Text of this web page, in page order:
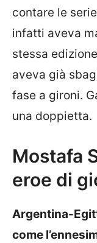
contare le
infatti aveva
stessa
aveva già
fase a gironi.
una doppietta.
Mostafa
eroe di
Argentina-
come